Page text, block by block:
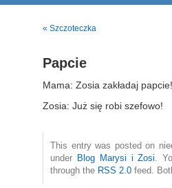
« Szczoteczka
Papcie
Mama: Zosia zakładaj papcie!
Zosia: Już się robi szefowo!
This entry was posted on
under Blog Marysi i Zosi.
through the RSS 2.0 feed.